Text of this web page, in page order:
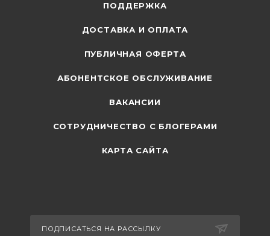
ПОДДЕРЖКА
ДОСТАВКА И ОПЛАТА
ПУБЛИЧНАЯ ОФЕРТА
АБОНЕНТСКОЕ ОБСЛУЖИВАНИЕ
ВАКАНСИИ
СОТРУДНИЧЕСТВО С БЛОГЕРАМИ
КАРТА САЙТА
ПОДПИСАТЬСЯ НА РАССЫЛКУ